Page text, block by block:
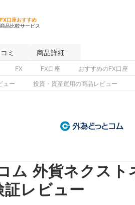
FX口座おすすめ
商品比較サービス
ミ 商品詳細
FX FX口座 おすすめのFX口座
ュー 投資・資産運用の商品レビュー
ム 外貨ネクスト
証レビュー